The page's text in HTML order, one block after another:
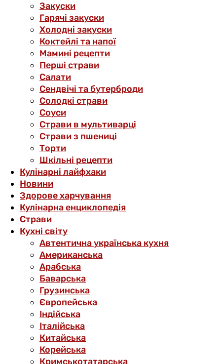
Закуски
Гарячі закуски
Холодні закуски
Коктейлі та напої
Мамині рецепти
Перші страви
Салати
Сендвічі та бутерброди
Солодкі страви
Соуси
Страви в мультиварці
Страви з пшениці
Торти
Шкільні рецепти
Кулінарні лайфхаки
Новини
Здорове харчування
Кулінарна енциклопедія
Страви
Кухні світу
Автентична українська кухня
Американська
Арабська
Баварська
Грузинська
Європейська
Індійська
Італійська
Китайська
Корейська
Кримськотатарська